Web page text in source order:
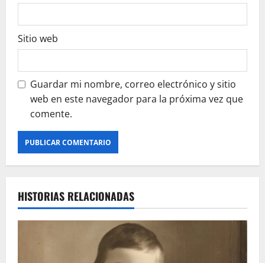
Sitio web
Guardar mi nombre, correo electrónico y sitio
web en este navegador para la próxima vez que
comente.
HISTORIAS RELACIONADAS